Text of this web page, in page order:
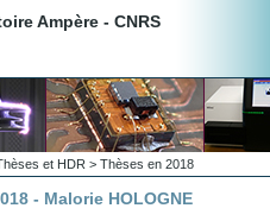
Ampère - CNRS
et HDR > Thèses en 2018
- Malorie HOLOGNE